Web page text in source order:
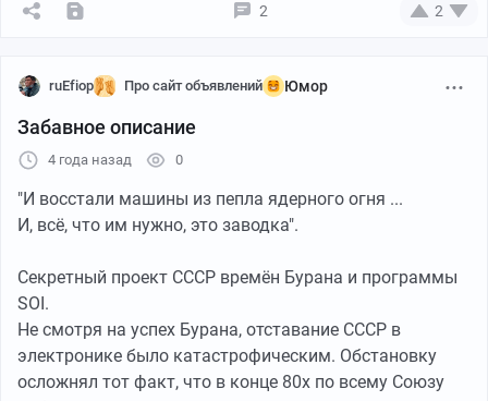
2 2
ruEfiop Про сайт объявлений Юмор
Забавное описание
4 года назад 0
"И восстали машины из пепла ядерного огня ...
И, всё, что им нужно, это заводка".
Секретный проект СССР времён Бурана и программы
SOI.
Не смотря на успех Бурана, отставание СССР в
электронике было катастрофическим. Обстановку
осложнял тот факт, что в конце 80х по всему Союзу